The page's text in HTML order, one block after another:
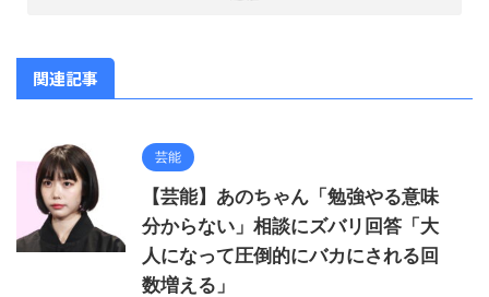
関連記事
芸能
【芸能】あのちゃん「勉強やる意味
分からない」相談にズバリ回答「大
人になって圧倒的にバカにされる回
数増える」